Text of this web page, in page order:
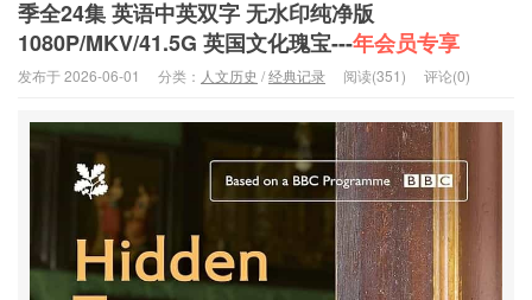
季全24集 英语中英双字 无水印纯净版
1080P/MKV/41.5G 英国文化瑰宝---年会员专享
发布于 2026-06-01 分类： 人文历史 /经典记录 阅读(351) 评论(0)